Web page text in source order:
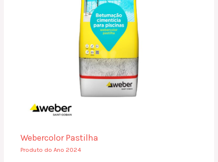
Webercolor Pastilha
Produto do Ano 2024